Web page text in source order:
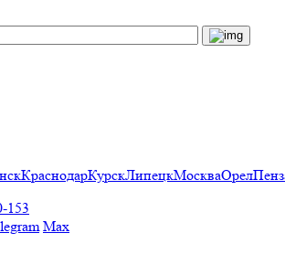
КраснодарКурскЛипецкМоскваОрел
153
Max